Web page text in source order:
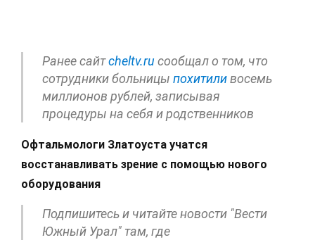
Ранее сайтcheltv.ru сообщал о том, что
сотрудники больницы похитиливосемь
миллионов рублей, записывая
процедуры на себя и родственников
Офтальмологи Златоуста учатся
восстанавливать зрение с помощью нового
оборудования
Подпишитесь и читайте новости "Вести
Южный Урал" там, где